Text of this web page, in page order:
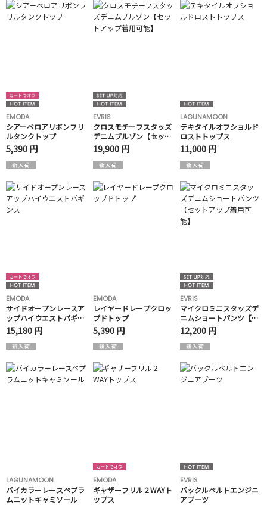
EMODA
シアーベロアリボンフリ
ルタンクトップ
5,390 円
EVRIS
クロスモチーフスタッズ
デニムブルゾン【セット
アップ着用可能】
19,900 円
LAGUNAMOON
テキタイルオフショルド
ロストトップス
11,000 円
EMODA
サイドオープンレースア
ップハイウエストパギン
ス
15,180 円
EMODA
レイヤードレープクロッ
プドトップ
5,390 円
EVRIS
マイクロミニスタッズデ
ニムショートパンツ【セ
ットアップ着用可能】
12,200 円
LAGUNAMOON
バイカラーレースペプラ
ムニットキャミソール
EMODA
ギャザーフリル２WAYト
ップス
EVRIS
バックルベルトエンジニ
アブーツ